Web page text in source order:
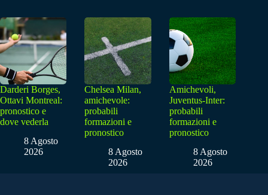
Darderi Borges,
Ottavi Montreal:
pronostico e
dove vederla
8 Agosto
2026
Chelsea Milan,
amichevole:
probabili
formazioni e
pronostico
8 Agosto
2026
Amichevoli,
Juventus-Inter:
probabili
formazioni e
pronostico
8 Agosto
2026